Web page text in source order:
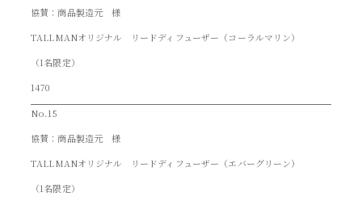
協賛：商品製造元 様
TALLMANオリジナル リードディフューザー（コーラルマリン）
（1名限定）
1470
No.15
協賛：商品製造元 様
TALLMANオリジナル リードディフューザー（エバーグリーン）
（1名限定）